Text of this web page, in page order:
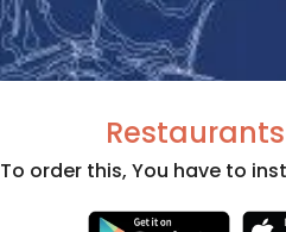
To order this, You have to